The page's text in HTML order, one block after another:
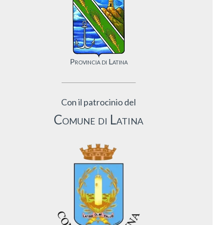
Provincia di Latina
Con il patrocinio del
Comune di Latina